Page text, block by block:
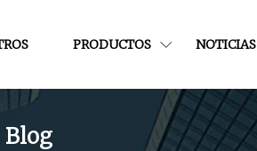
PRODUCTOS NOTICIAS
Blog